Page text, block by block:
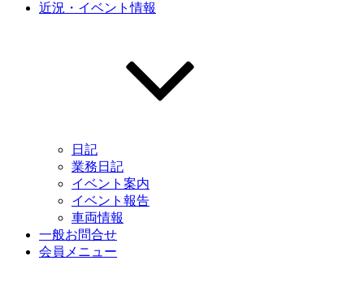
近況・イベント情報
日記
業務日記
イベント案内
イベント報告
車両情報
一般お問合せ
会員メニュー